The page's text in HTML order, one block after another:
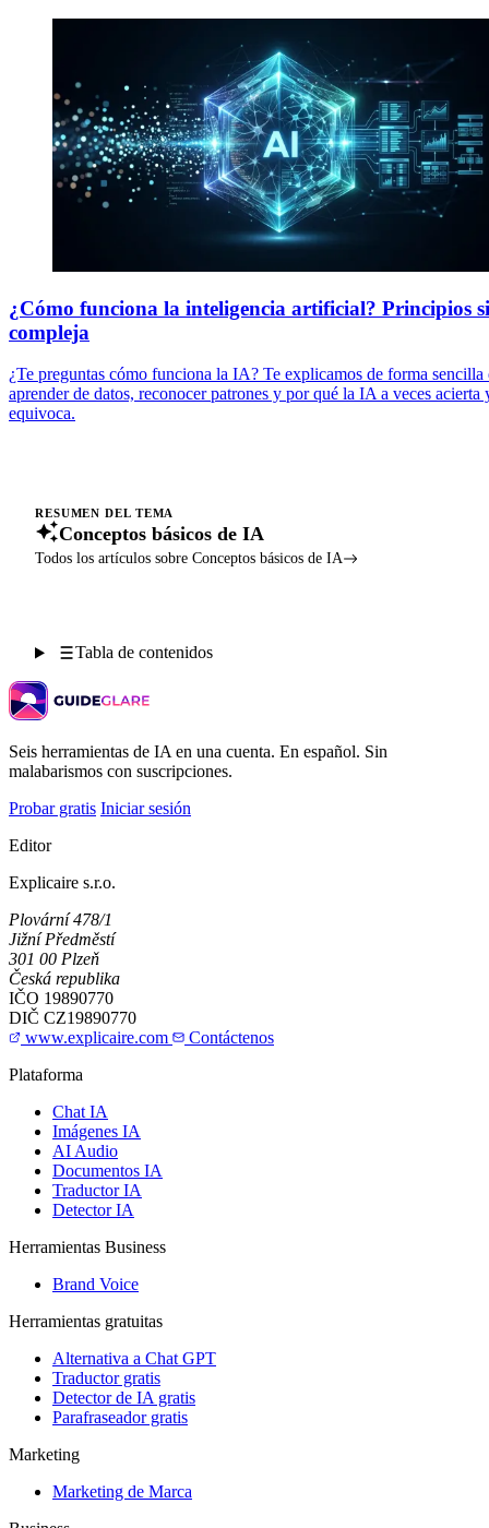
¿Cómo funciona la inteligencia artificial? Principios
compleja
¿Te preguntas cómo funciona la IA? Te explicamos de forma
aprender de datos, reconocer patrones y por qué la IA a veces acierta
equivoca.
RESUMEN DEL TEMA
Conceptos básicos de IA
Todos los artículos sobre Conceptos básicos de IA
Tabla de contenidos
Seis herramientas de IA en una cuenta. En español. Sin
malabarismos con suscripciones.
Probar gratis Iniciar sesión
Editor
Explicaire s.r.o.
Plovární 478/1
Jižní Předměstí
301 00 Plzeň
Česká republika
IČO 19890770
DIČ CZ19890770
www.explicaire.com
Contáctenos
Plataforma
Chat IA
Imágenes IA
AI Audio
Documentos IA
Traductor IA
Detector IA
Herramientas Business
Brand Voice
Herramientas gratuitas
Alternativa a Chat GPT
Traductor gratis
Detector de IA gratis
Parafraseador gratis
Marketing
Marketing de Marca